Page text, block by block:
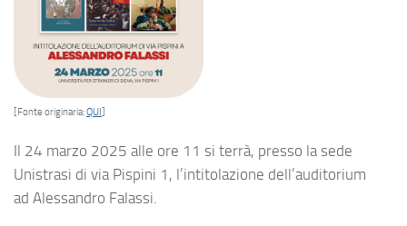
[Fonte originaria:QUI]
Il 24 marzo 2025 alle ore 11 si terrà, presso la sede
Unistrasi di via Pispini 1, l’intitolazione dell’auditorium
ad Alessandro Falassi.